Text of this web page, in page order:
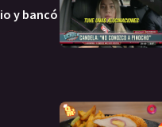
y bancó